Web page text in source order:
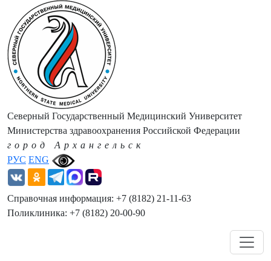
РУС ENG
Северный Государственный Медицинский Университет
Министерства здравоохранения Российской Федерации
город Архангельск
Справочная информация: +7 (8182) 21-11-63
Поликлиника: +7 (8182) 20-00-90